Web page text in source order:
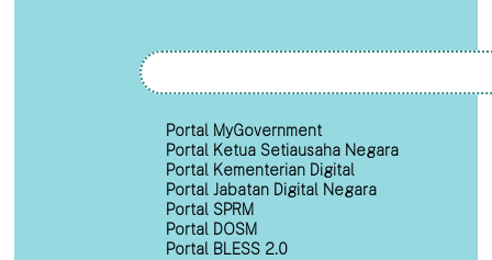
Portal MyGovernment
Portal Ketua Setiausaha Negara
Portal Kementerian Digital
Portal Jabatan Digital Negara
Portal SPRM
Portal DOSM
Portal BLESS 2.0